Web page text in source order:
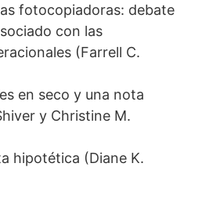
fotocopiadoras: debate
con las
(Farrell C.
en seco y una nota
y Christine M.
hipotética (Diane K.